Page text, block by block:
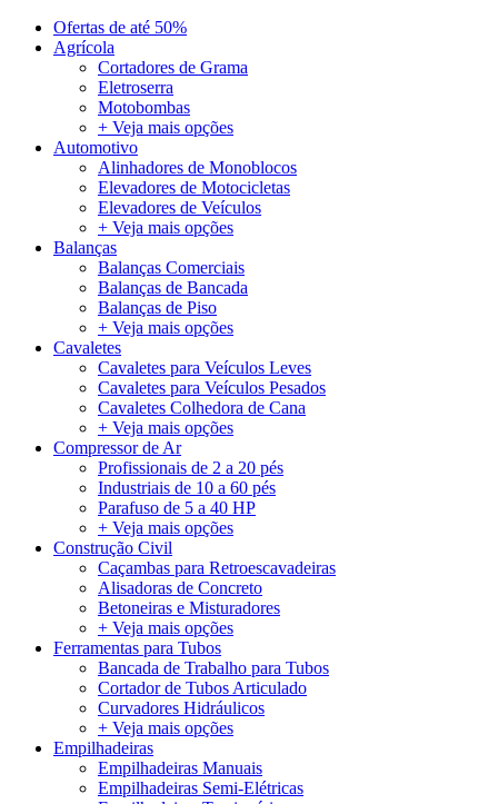
Ofertas de até 50%
Agrícola
Cortadores de Grama
Eletroserra
Motobombas
+ Veja mais opções
Automotivo
Alinhadores de Monoblocos
Elevadores de Motocicletas
Elevadores de Veículos
+ Veja mais opções
Balanças
Balanças Comerciais
Balanças de Bancada
Balanças de Piso
+ Veja mais opções
Cavaletes
Cavaletes para Veículos Leves
Cavaletes para Veículos Pesados
Cavaletes Colhedora de Cana
+ Veja mais opções
Compressor de Ar
Profissionais de 2 a 20 pés
Industriais de 10 a 60 pés
Parafuso de 5 a 40 HP
+ Veja mais opções
Construção Civil
Caçambas para Retroescavadeiras
Alisadoras de Concreto
Betoneiras e Misturadores
+ Veja mais opções
Ferramentas para Tubos
Bancada de Trabalho para Tubos
Cortador de Tubos Articulado
Curvadores Hidráulicos
+ Veja mais opções
Empilhadeiras
Empilhadeiras Manuais
Empilhadeiras Semi-Elétricas